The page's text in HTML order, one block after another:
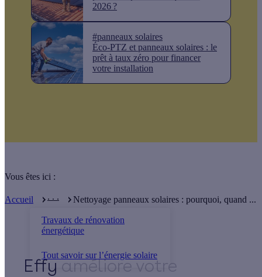
2026 ?
#panneaux solaires
Éco-PTZ et panneaux solaires : le
prêt à taux zéro pour financer
votre installation
Vous êtes ici :
Accueil . . .
Travaux de rénovation
énergétique
Tout savoir sur l’énergie solaire
Nettoyage panneaux solaires : pourquoi, quand ...
Effy